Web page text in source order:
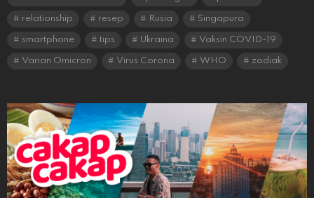
relationship resep Rusia Singapura
smartphone tips Ukraina Vaksin COVID-19
Varian Omicron Virus Corona WHO zodiak